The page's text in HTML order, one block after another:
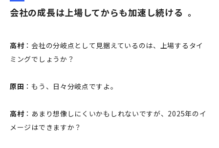
会社の成長は上場してからも加速し続ける 。
高村：会社の分岐点として見据えているのは、上場するタイ
ミングでしょうか？
原田 ：もう、日々分岐点ですよ。
高村：あまり想像しにくいかもしれないですが、2025年のイ
メージはできますか？